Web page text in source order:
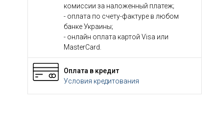
комиссии за наложенный платеж;
- оплата по счету-фактуре в любом
банке Украины;
- онлайн оплата картой Visa или
MasterCard.
Оплата в кредит
Условия кредитования